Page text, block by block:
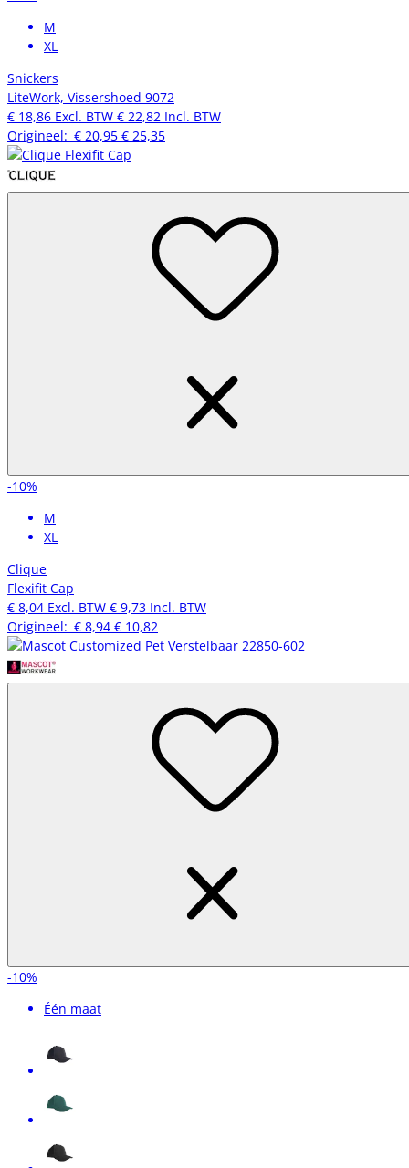
M
XL
Snickers
LiteWork, Vissershoed 9072
€ 18,86 Excl. BTW € 22,82 Incl. BTW
Origineel: € 20,95 € 25,35
-10%
M
XL
Clique
Flexifit Cap
€ 8,04 Excl. BTW € 9,73 Incl. BTW
Origineel: € 8,94 € 10,82
-10%
Één maat